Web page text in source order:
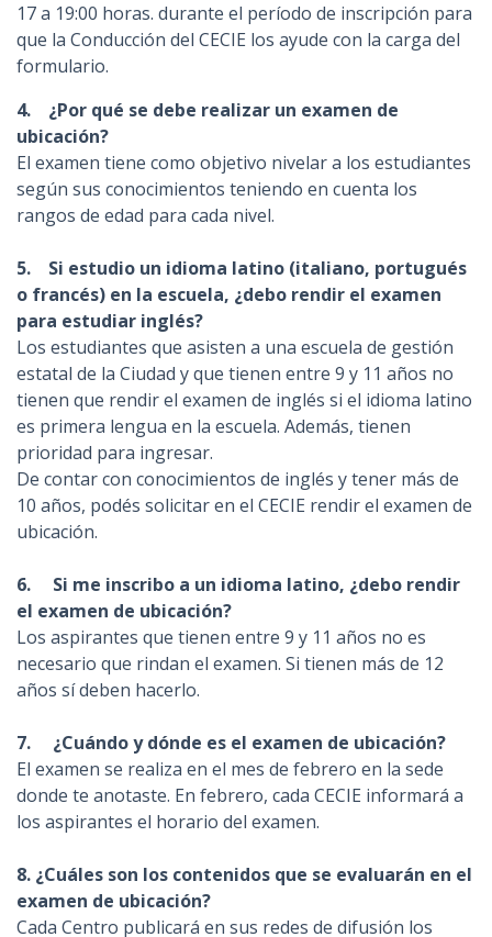
17 a 19:00 horas. durante el período de inscripción para
que la Conducción del CECIE los ayude con la carga del
formulario.
4. ¿Por qué se debe realizar un examen de
ubicación?
El examen tiene como objetivo nivelar a los estudiantes
según sus conocimientos teniendo en cuenta los
rangos de edad para cada nivel.
5. Si estudio un idioma latino (italiano, portugués
o francés) en la escuela, ¿debo rendir el examen
para estudiar inglés?
Los estudiantes que asisten a una escuela de gestión
estatal de la Ciudad y que tienen entre 9 y 11 años no
tienen que rendir el examen de inglés si el idioma latino
es primera lengua en la escuela. Además, tienen
prioridad para ingresar.
De contar con conocimientos de inglés y tener más de
10 años, podés solicitar en el CECIE rendir el examen de
ubicación.
6.
Si me inscribo a un idioma latino, ¿debo rendir
el examen de ubicación?
Los aspirantes que tienen entre 9 y 11 años no es
necesario que rindan el examen. Si tienen más de 12
años sí deben hacerlo.
7.
¿Cuándo y dónde es el examen de ubicación?
El examen se realiza en el mes de febrero en la sede
donde te anotaste. En febrero, cada CECIE informará a
los aspirantes el horario del examen.
8. ¿Cuáles son los contenidos que se evaluarán en el
examen de ubicación?
Cada Centro publicará en sus redes de difusión los